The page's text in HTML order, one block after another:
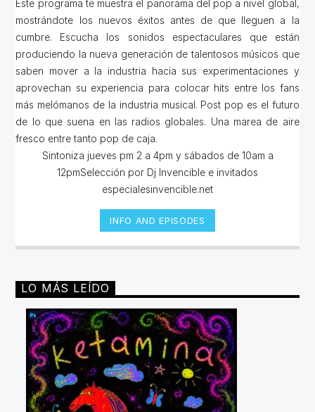
Este programa te muestra el panorama del pop a nivel global,
mostrándote los nuevos éxitos antes de que lleguen a la
cumbre. Escucha los sonidos espectaculares que están
produciendo la nueva generación de talentosos músicos que
saben mover a la industria hacia sus experimentaciones y
aprovechan su experiencia para colocar hits entre los fans
más melómanos de la industria musical. Post pop es el futuro
de lo que suena en las radios globales. Una marea de aire
fresco entre tanto pop de caja.
Sintoniza jueves pm 2 a 4pm y sábados de 10am a
12pmSelección por Dj Invencible e invitados
especialesinvencible.net
INFO AND EPISODES
LO MÁS LEÍDO